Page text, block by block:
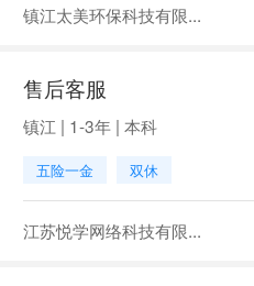
镇江太美环保科技有限...
售后客服
镇江 | 1-3年 | 本科
五险一金 双休
江苏悦学网络科技有限...